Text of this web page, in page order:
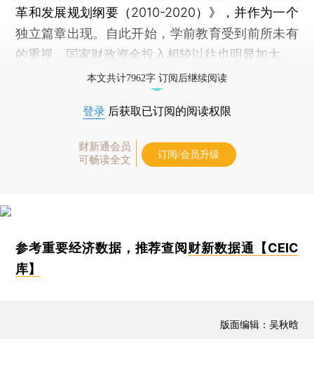
革和发展规划纲要（2010-2020）》，并作为一个
独立篇章出现。自此开始，学前教育受到前所未有
的重视，国家财政资金投入相较以往也明显加大。
本文共计7962字 订阅后继续阅读
登录 后获取已订阅的阅读权限
财新通会员
可畅读全文
订阅/会员升级
参考重要经济数据，推荐查阅 财新数据通【CEIC
库】
版面编辑：吴秋晗